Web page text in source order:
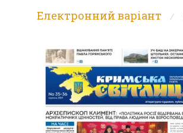
Електронний варіант ⁄